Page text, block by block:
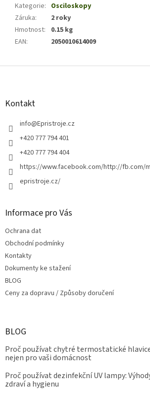
Kategorie: Osciloskopy
Záruka:
2 roky
Hmotnost:
0.15 kg
EAN: 2050010614009
Z
Kontakt
info@Epristroje.cz
+420 777 794 401
+420 777 794 404
https://www.facebook.com/http://fb.com/
epristroje.cz/
Informace pro Vás
Ochrana dat
Obchodní podmínky
Kontakty
Dokumenty ke stažení
BLOG
Ceny za dopravu / Způsoby doručení
BLOG
Proč používat chytré termostatické
nejen pro vaši domácnost
Proč používat dezinfekční UV lampy:
zdraví a hygienu